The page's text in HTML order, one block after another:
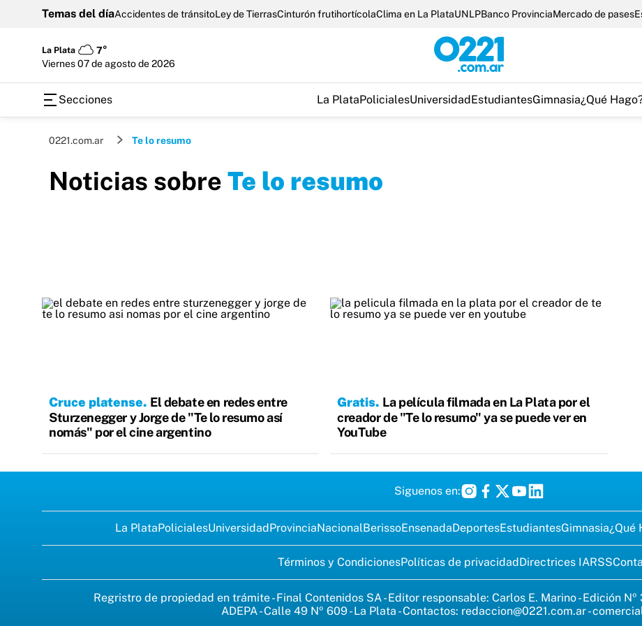
Temas del díaAccidentes de tránsitoLey de TierrasCinturón frutihortícolaClima en La PlataUNLPBanco ProvinciaMercado de pases
La Plata
7°
viernes 07 de agosto de 2026
Secciones La PlataPolicialesUniversidadEstudiantesGimnasia¿Qué
0221.com.ar Te lo resumo
Noticias sobre Te lo resumo
Cruce platense El debate en redes entre
Sturzenegger y Jorge de "Te lo resumo así
nomás" por el cine argentino
Gratis La película filmada en La Plata por el
creador de "Te lo resumo" ya se puede ver en
YouTube
Siguenos en:
La PlataPolicialesUniversidadProvinciaNacionalBerissoEnsenadaDeportesEstudiantesGimnasia¿Qué
Términos y CondicionesPolíticas de privacidadDirectrices IARSS
Regristro de propiedad en trámite - Final Contenidos SA - Editor responsable: Carlos E. Marino - Edición
ADEPA - Calle 49 Nº 609 - La Plata - Contactos: redaccion@0221.com.ar-